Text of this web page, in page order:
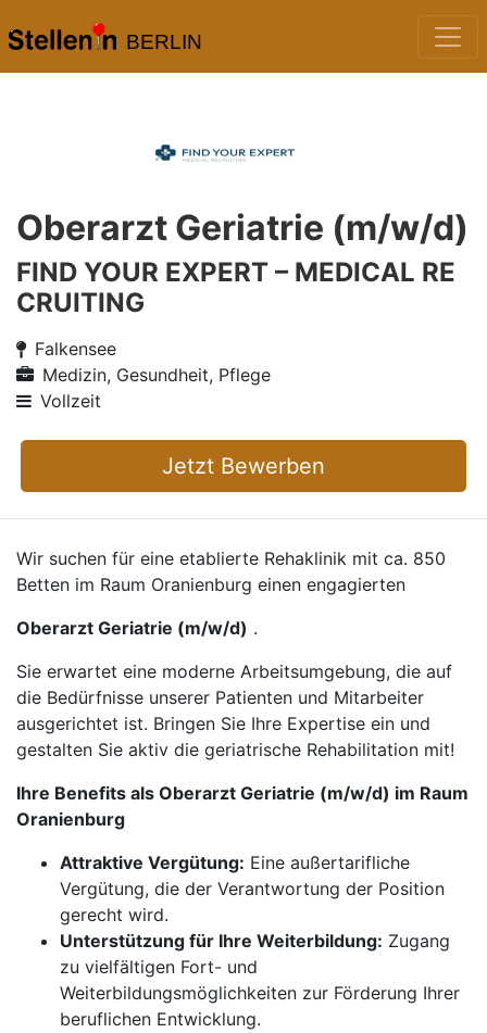
BERLIN
Oberarzt Geriatrie (m/w/d)
FIND YOUR EXPERT – MEDICAL RE
CRUITING
Falkensee
Medizin, Gesundheit, Pflege
Vollzeit
Jetzt Bewerben
Wir suchen für eine etablierte Rehaklinik mit ca. 850
Betten im Raum Oranienburg einen engagierten
Oberarzt Geriatrie (m/w/d) .
Sie erwartet eine moderne Arbeitsumgebung, die auf
die Bedürfnisse unserer Patienten und Mitarbeiter
ausgerichtet ist. Bringen Sie Ihre Expertise ein und
gestalten Sie aktiv die geriatrische Rehabilitation mit!
Ihre Benefits als Oberarzt Geriatrie (m/w/d) im Raum
Oranienburg
Attraktive Vergütung: Eine außertarifliche
Vergütung, die der Verantwortung der Position
gerecht wird.
Unterstützung für Ihre Weiterbildung: Zugang
zu vielfältigen Fort- und
Weiterbildungsmöglichkeiten zur Förderung Ihrer
beruflichen Entwicklung.